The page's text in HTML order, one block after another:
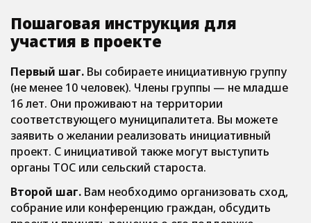
Пошаговая инструкция для
участия в проекте
Первый шаг. Вы собираете инициативную группу
(не менее 10 человек). Члены группы — не младше
16 лет. Они проживают на территории
соответствующего муниципалитета. Вы можете
заявить о желании реализовать инициативный
проект. С инициативой также могут выступить
органы ТОС или сельский староста.
Второй шаг. Вам необходимо организовать сход,
собрание или конференцию граждан, обсудить